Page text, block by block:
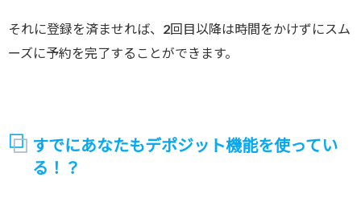
それに登録を済ませれば、2回目以降は時間をかけずにスム
ーズに予約を完了することができます。
すでにあなたもデポジット機能を使ってい
る！？